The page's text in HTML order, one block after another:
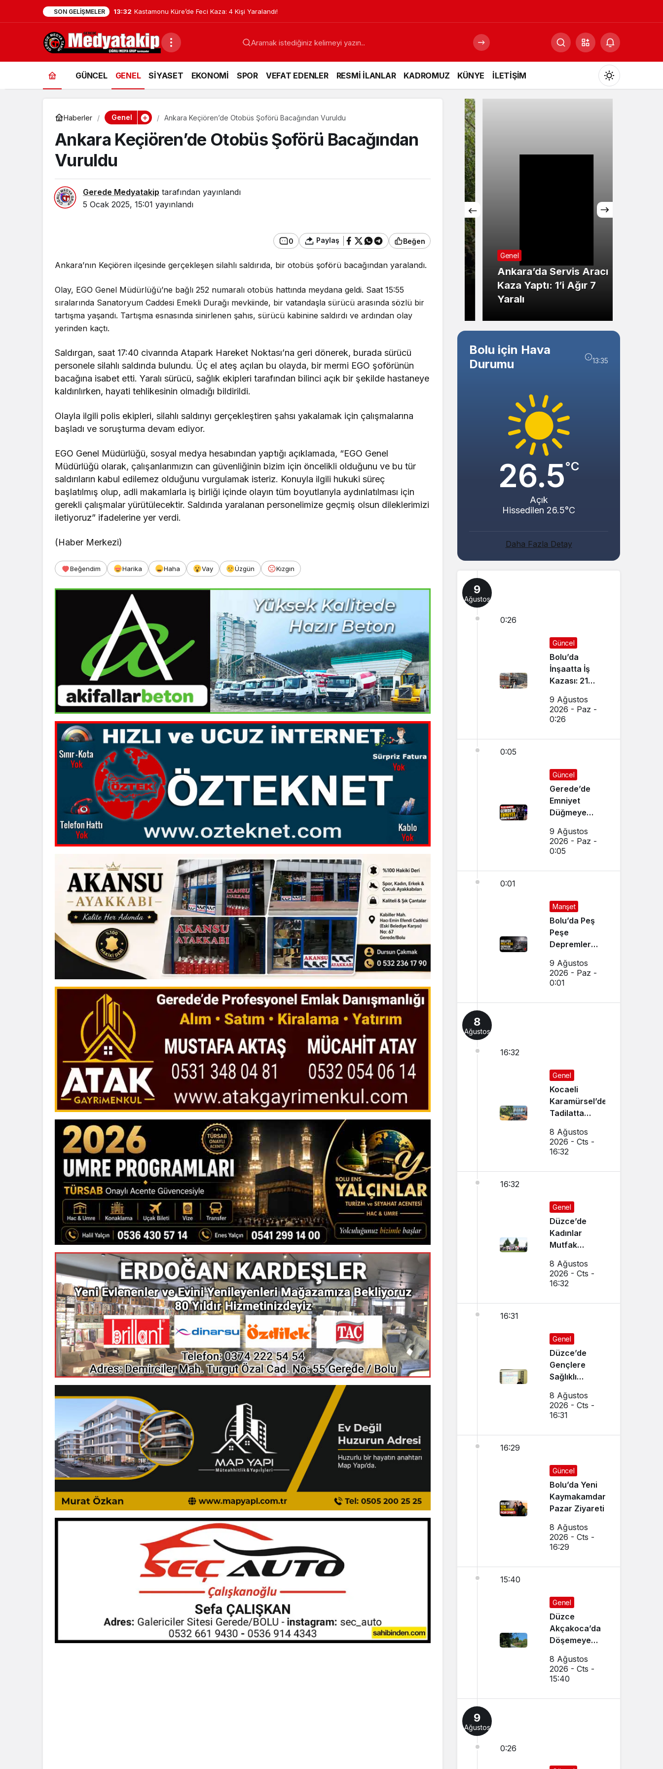
SON GELIŞMELER 13:31 Kastamonu’da Korkunç Kaza: Bisiklet Sürücüsü Ağaç Altında Ölü Bulundu
GÜNCEL GENEL SİYASET EKONOMİ SPOR VEFAT EDENLER RESMİ İLANLAR KADROMUZ KÜNYE İLETİŞİM
Mod
değiştir
Gündüz Modu
Haberler Genel Ankara Keçiören’de Otobüs Şoförü Bacağından Vuruldu
Ankara Keçiören’de Otobüs Şoförü Bacağından
Vuruldu
Gerede Medyatakip tarafından yayınlandı
5 Ocak 2025, 15:01 yayınlandı
0 Paylaş Beğen
Ankara’nın Keçiören ilçesinde gerçekleşen silahlı saldırıda, bir otobüs şoförü bacağından yaralandı.
Olay, EGO Genel Müdürlüğü’ne bağlı 252 numaralı otobüs hattında meydana geldi. Saat 15:55
sıralarında Sanatoryum Caddesi Emekli Durağı mevkiinde, bir vatandaşla sürücü arasında sözlü bir
tartışma yaşandı. Tartışma esnasında sinirlenen şahıs, sürücü kabinine saldırdı ve ardından olay
yerinden kaçtı.
Saldırgan, saat 17:40 civarında Atapark Hareket Noktası’na geri dönerek, burada sürücü
personele silahlı saldırıda bulundu. Üç el ateş açılan bu olayda, bir mermi EGO şoförünün
bacağına isabet etti. Yaralı sürücü, sağlık ekipleri tarafından bilinci açık bir şekilde hastaneye
kaldırılırken, hayati tehlikesinin olmadığı bildirildi.
Olayla ilgili polis ekipleri, silahlı saldırıyı gerçekleştiren şahsı yakalamak için çalışmalarına
başladı ve soruşturma devam ediyor.
EGO Genel Müdürlüğü, sosyal medya hesabından yaptığı açıklamada, “EGO Genel
Müdürlüğü olarak, çalışanlarımızın can güvenliğinin bizim için öncelikli olduğunu ve bu tür
saldırıların kabul edilemez olduğunu vurgulamak isteriz. Konuyla ilgili hukuki süreç
başlatılmış olup, adli makamlarla iş birliği içinde olayın tüm boyutlarıyla aydınlatılması için
gerekli çalışmalar yürütülecektir. Saldırıda yaralanan personelimize geçmiş olsun dileklerimizi
iletiyoruz” ifadelerine yer verdi.
(Haber Merkezi)
Beğendim Harika Haha Vay Üzgün Kızgın
Genel
Kastamonu Küre’de Feci
Kaza: 4 Kişi Yaralandı!
Genel
Kaza: Bisiklet Sürücüsü
Ağaç Altında Ölü
Bulundu
Genel
Ankara’da Servis Aracı
Kaza Yaptı: 1’i Ağır 7
Yaralı
Bolu için Hava
Durumu
13:35
26.5°C
Açık
Hissedilen 26.5°C
Daha Fazla Detay
9
Ağustos
0:26
Güncel
Bolu’da
İnşaatta İş
Kazası: 21
Yaralandı
9 Ağustos
2026 - Paz -
0:26
0:05
Güncel
Gerede’de
Emniyet
Düğmeye
9 Ağustos
2026 - Paz -
0:05
0:01
Manşet
Bolu’da Peş
Peşe
Depremler
Geldi
9 Ağustos
2026 - Paz -
0:01
8
Ağustos
16:32
Genel
Kocaeli
Karamürsel’de
Tadilatta
8 Ağustos
2026 - Cts -
16:32
16:32
Genel
Düzce’de
Kadınlar
Mutfak
Profesyonelliğe
Adım Attı
8 Ağustos
2026 - Cts -
16:32
16:31
Genel
Düzce’de
Gençlere
Sağlıklı
8 Ağustos
2026 - Cts -
16:31
16:29
Güncel
Bolu’da Yeni
Kaymakamdan
Pazar Ziyareti
8 Ağustos
2026 - Cts -
16:29
15:40
Genel
Düzce
Akçakoca’da
Döşemeye
Ediliyor
8 Ağustos
2026 - Cts -
15:40
9
Ağustos
0:26